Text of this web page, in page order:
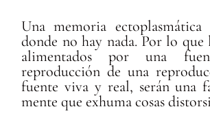
Una memoria
donde no hay nada. Por lo que
alimentados por una
reproducción de una
fuente viva y real, serán una
mente que exhuma cosas